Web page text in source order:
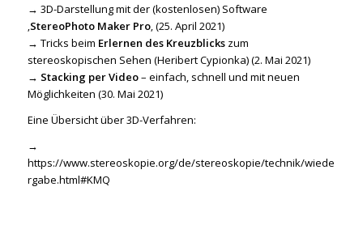
→ 3D-Darstellung mit der (kostenlosen) Software
‚StereoPhoto Maker Pro‚ (25. April 2021)
→ Tricks beim Erlernen des Kreuzblickszum
stereoskopischen Sehen (Heribert Cypionka) (2. Mai 2021)
→ Stacking per Video– einfach, schnell und mit neuen
Möglichkeiten (30. Mai 2021)
Eine Übersicht über 3D-Verfahren:
→
https://www.stereoskopie.org/de/stereoskopie/technik/wiede
rgabe.html#KMQ